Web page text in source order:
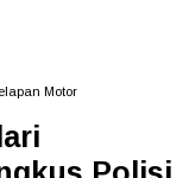
Motor